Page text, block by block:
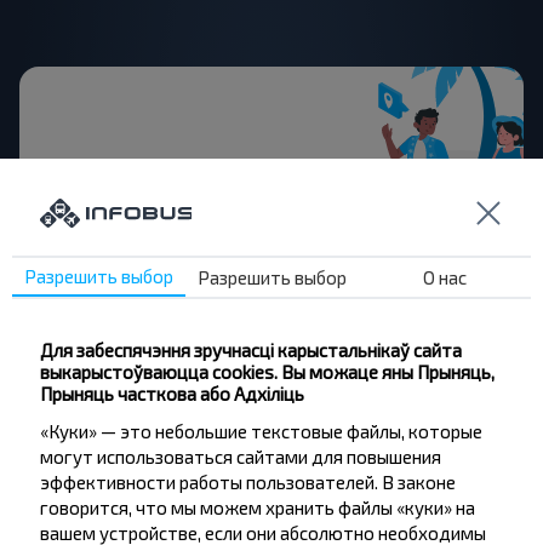
Жадаеце
падарожнічаць
танней?
цікавыя прапановы INFOBUS. Падпішыся на
атрыманне навін і падарожнічай з намі танней!
Падпісацц
Разрешить выбор Разрешить выбор О нас
Для забеспячэння зручнасці карыстальнікаў сайта
выкарыстоўваюцца cookies. Вы можаце яны Прыняць,
Прыняць часткова або Адхіліць
«Куки» — это небольшие текстовые файлы, которые
могут использоваться сайтами для повышения
эффективности работы пользователей. В законе
говорится, что мы можем хранить файлы «куки» на
вашем устройстве, если они абсолютно необходимы